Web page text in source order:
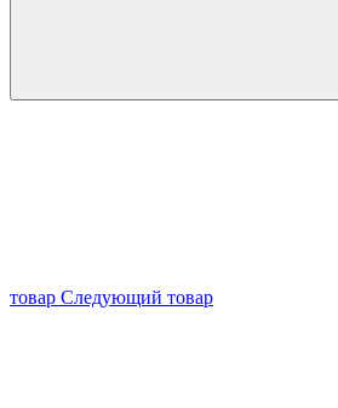
товар Следующий товар